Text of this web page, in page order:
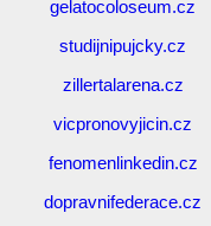
gelatocoloseum.cz
studijnipujcky.cz
zillertalarena.cz
vicpronovyjicin.cz
fenomenlinkedin.cz
dopravnifederace.cz